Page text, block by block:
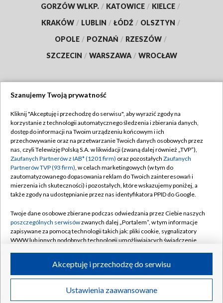
GORZÓW WLKP. / KATOWICE / KIELCE /
KRAKÓW / LUBLIN / ŁÓDŹ / OLSZTYN /
OPOLE / POZNAŃ / RZESZÓW /
SZCZECIN / WARSZAWA / WROCŁAW
TVP
Abonament TVP
Emisja w TVP
Centrum informacji TVP
Naziemna Telewizja Cyfrowa
Rada Programowa
System NOS
Informacje o nadawcy
Program dla prasy
Ogłoszenie przetargowe
Regulamin TVP
Polityka prywatności
Moje zgody
Pomoc
Kontakt
Kanały
©2026 Telewizja Polska S.A. w likwidacji
Szanujemy Twoją prywatność
Kliknij "Akceptuję i przechodzę do serwisu", aby wyrazić zgody na
korzystanie z technologii automatycznego śledzenia i zbierania danych,
dostęp do informacji na Twoim urządzeniu końcowym i ich
przechowywanie oraz na przetwarzanie Twoich danych osobowych przez
nas, czyli Telewizję Polską S.A. w likwidacji (zwaną dalej również „TVP”),
Zaufanych Partnerów z IAB* (1201 firm) oraz pozostałych Zaufanych
Partnerów TVP (93 firm), w celach marketingowych (w tym do
zautomatyzowanego dopasowania reklam do Twoich zainteresowań i
mierzenia ich skuteczności) i pozostałych, które wskazujemy poniżej, a
także zgody na udostępnianie przez nas identyfikatora PPID do Google.
Twoje dane osobowe zbierane podczas odwiedzania przez Ciebie naszych
poszczególnych serwisówzwanych dalej „Portalem”, w tym informacje
zapisywane za pomocą technologii takich jak: pliki cookie, sygnalizatory
WWW lub innych podobnych technologii umożliwiających świadczenie
ruchu w Internecie.
Twoje dane osobowe zbierane podczas odwiedzania przez Ciebie
poszczególnych serwisówna Portalu, takie jak adresy IP, identyfikatory
Ustawienia zaawansowane
Akceptuję i przechodzę do serwisu